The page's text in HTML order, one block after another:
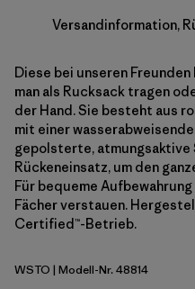
Versandinformation,
Diese bei unseren
man als Rucksack tragen
der Hand. Sie besteht aus
mit einer
gepolsterte,
Rückeneinsatz, um den
Für bequeme
Fächer verstauen.
Certified™-Betrieb.
Weathered Stone
WSTO | Modell-Nr. 48814